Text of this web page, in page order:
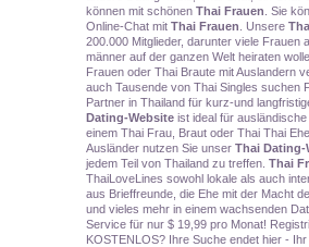
können mit schönen Thai Frauen . Sie
Online-Chat mit Thai Frauen . Unsere
200.000 Mitglieder, darunter viele Frauen
männer auf der ganzen Welt heiraten
Frauen oder Thai Braute mit Auslandern
auch Tausende von Thai Singles suchen
Partner in Thailand für kurz-und
Dating-Websiteist ideal für
einem Thai Frau, Braut oder Thai Thai
Ausländer nutzen Sie unser Thai Dating-
jedem Teil von Thailand zu treffen. Thai
ThaiLoveLines sowohl lokale als auch
aus Brieffreunde, die Ehe mit der Macht
und vieles mehr in einem wachsenden
Service für nur $ 19,99 pro Monat!
KOSTENLOS? Ihre Suche endet hier -